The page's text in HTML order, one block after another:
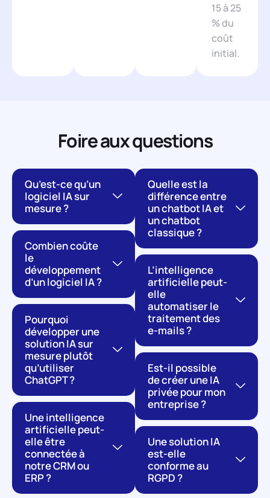
15 à 25
% du
coût
initial.
Foire aux questions
Qu’est-ce qu’un
logiciel IA sur
mesure ?
Combien coûte
le
développement
d’un logiciel IA ?
Pourquoi
développer une
solution IA sur
mesure plutôt
qu’utiliser
ChatGPT ?
Une intelligence
artificielle peut-
elle être
connectée à
notre CRM ou
ERP ?
Quelle est la
différence entre
un chatbot IA et
un chatbot
classique ?
L’intelligence
artificielle peut-
elle
automatiser le
traitement des
e-mails ?
Est-il possible
de créer une IA
privée pour mon
entreprise ?
Une solution IA
est-elle
conforme au
RGPD ?